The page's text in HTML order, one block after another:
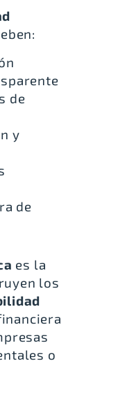
de
y
de
es la
los
o